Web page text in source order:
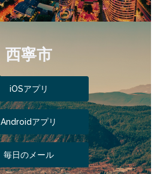
西寧市
iOSアプリ
Androidアプリ
毎日のメール